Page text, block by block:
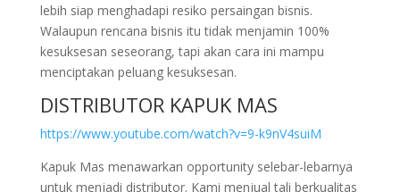
lebih siap menghadapi resiko persaingan bisnis.
Walaupun rencana bisnis itu tidak menjamin 100%
kesuksesan seseorang, tapi akan cara ini mampu
menciptakan peluang kesuksesan.
DISTRIBUTOR KAPUK MAS
https://www.youtube.com/watch?v=9-k9nV4suiM
Kapuk Mas menawarkan opportunity selebar-lebarnya
untuk menjadi distributor. Kami menjual tali berkualitas